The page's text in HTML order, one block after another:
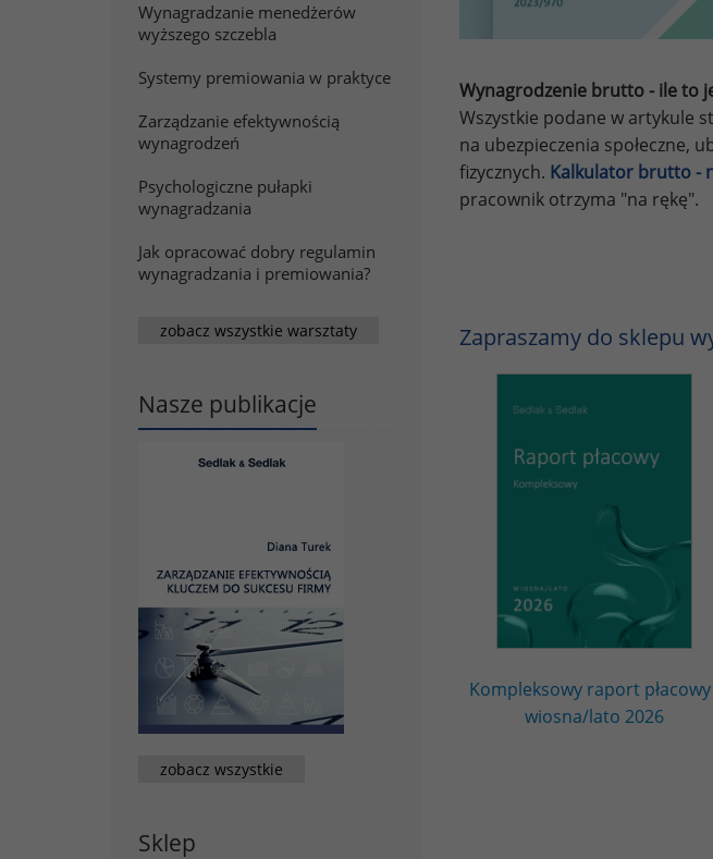
Wynagradzanie menedżerów
wyższego szczebla
Systemy premiowania w praktyce
Zarządzanie efektywnością
wynagrodzeń
Psychologiczne pułapki
wynagradzania
Jak opracować dobry regulamin
wynagradzania i premiowania?
zobacz wszystkie warsztaty
Nasze publikacje
zobacz wszystkie
Sklep
Wynagrodzenie brutto - ile to
Wszystkie podane w artykule
na ubezpieczenia społeczne,
fizycznych. Kalkulator brutto -
pracownik otrzyma "na rękę".
Zapraszamy do sklepu
Kompleksowy raport
wiosna/lato 2026